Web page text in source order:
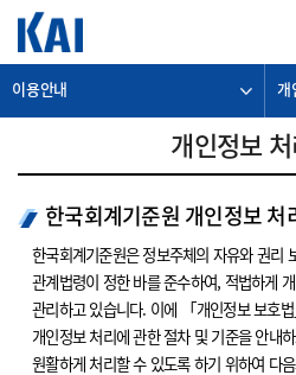
이용안내 개
개인정보
한국회계기준원 개인정보 처
한국회계기준원은 정보주체의 자유와 권리
관계법령이 정한 바를 준수하여, 적법하게
관리하고 있습니다. 이에 「개인정보 보호
개인정보 처리에 관한 절차 및 기준을 안내
원활하게 처리할 수 있도록 하기 위하여 다